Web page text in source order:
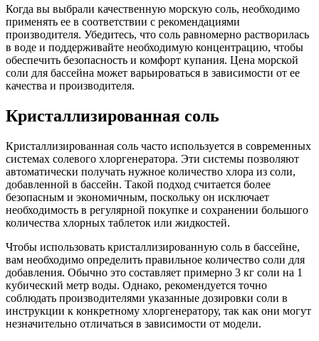
Когда вы выбрали качественную морскую соль, необходимо
применять ее в соответствии с рекомендациями
производителя. Убедитесь, что соль равномерно растворилась
в воде и поддерживайте необходимую концентрацию, чтобы
обеспечить безопасность и комфорт купания. Цена морской
соли для бассейна может варьироваться в зависимости от ее
качества и производителя.
Кристаллизированная соль
Кристаллизированная соль часто используется в современных
системах солевого хлоргенератора. Эти системы позволяют
автоматически получать нужное количество хлора из соли,
добавленной в бассейн. Такой подход считается более
безопасным и экономичным, поскольку он исключает
необходимость в регулярной покупке и сохранении большого
количества хлорных таблеток или жидкостей.
Чтобы использовать кристаллизированную соль в бассейне,
вам необходимо определить правильное количество соли для
добавления. Обычно это составляет примерно 3 кг соли на 1
кубический метр воды. Однако, рекомендуется точно
соблюдать производителями указанные дозировки соли в
инструкции к конкретному хлоргенератору, так как они могут
незначительно отличаться в зависимости от модели.